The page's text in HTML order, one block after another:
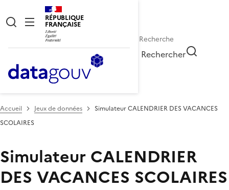
RÉPUBLIQUE
FRANÇAISE
Rechercher
Accueil Jeux de données
Simulateur CALENDRIER DES VACANCES
SCOLAIRES
Simulateur CALENDRIER
DES VACANCES SCOLAIRES